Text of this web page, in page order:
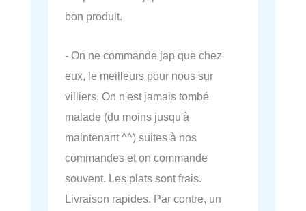
bon produit.
- On ne commande jap que chez
eux, le meilleurs pour nous sur
villiers. On n'est jamais tombé
malade (du moins jusqu'à
maintenant ^^) suites à nos
commandes et on commande
souvent. Les plats sont frais.
Livraison rapides. Par contre, un